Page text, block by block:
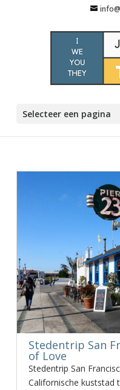
Selecteer een pagina
Stedentrip San
of Love
Stedentrip San
Californische kuststad